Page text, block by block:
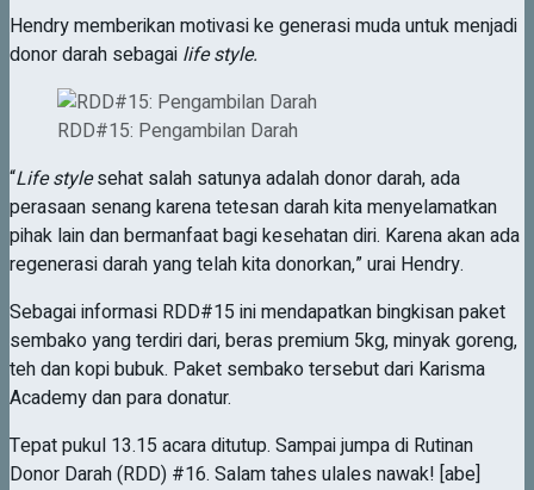
Hendry memberikan motivasi ke generasi muda untuk menjadi
donor darah sebagai life style.
RDD#15: Pengambilan Darah
“Life stylesehat salah satunya adalah donor darah, ada
perasaan senang karena tetesan darah kita menyelamatkan
pihak lain dan bermanfaat bagi kesehatan diri. Karena akan ada
regenerasi darah yang telah kita donorkan,” urai Hendry.
Sebagai informasi RDD#15 ini mendapatkan bingkisan paket
sembako yang terdiri dari, beras premium 5kg, minyak goreng,
teh dan kopi bubuk. Paket sembako tersebut dari Karisma
Academy dan para donatur.
Tepat pukul 13.15 acara ditutup. Sampai jumpa di Rutinan
Donor Darah (RDD) #16. Salam tahes ulales nawak! [abe]